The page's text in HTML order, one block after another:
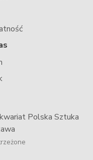
Polska Sztuka